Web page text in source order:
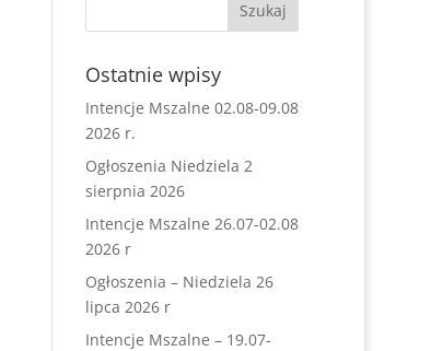
Ostatnie wpisy
Intencje Mszalne 02.08-09.08
2026 r.
Ogłoszenia Niedziela 2
sierpnia 2026
Intencje Mszalne 26.07-02.08
2026 r
Ogłoszenia – Niedziela 26
lipca 2026 r
Intencje Mszalne – 19.07-